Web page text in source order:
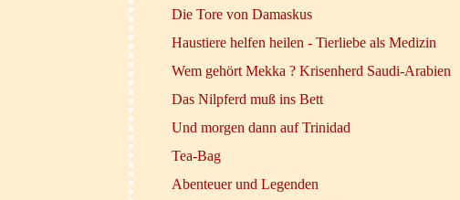
Die Tore von Damaskus
Haustiere helfen heilen - Tierliebe als Medizin
Wem gehört Mekka ? Krisenherd Saudi-Arabien
Das Nilpferd muß ins Bett
Und morgen dann auf Trinidad
Tea-Bag
Abenteuer und Legenden